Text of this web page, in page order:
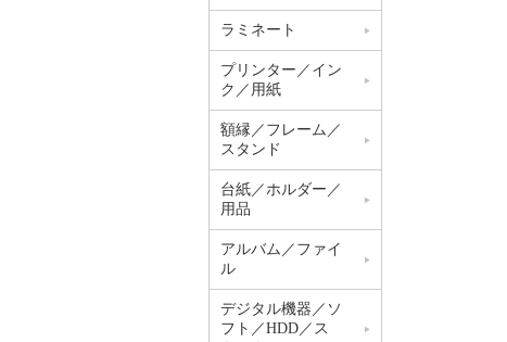
ラミネート
プリンター／イン
ク／用紙
額縁／フレーム／
スタンド
台紙／ホルダー／
用品
アルバム／ファイ
ル
デジタル機器／ソ
フト／HDD／ス